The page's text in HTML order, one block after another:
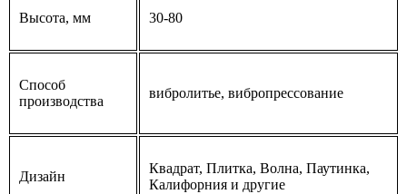
Высота, мм 30-80
Способ
производства
вибролитье, вибропрессование
Дизайн
Квадрат, Плитка, Волна, Паутинка,
Калифорния и другие